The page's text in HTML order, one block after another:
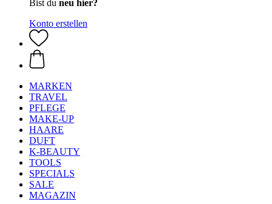
Bist du neu hier?
Konto erstellen
MARKEN
TRAVEL
PFLEGE
MAKE-UP
HAARE
DUFT
K-BEAUTY
TOOLS
SPECIALS
SALE
MAGAZIN